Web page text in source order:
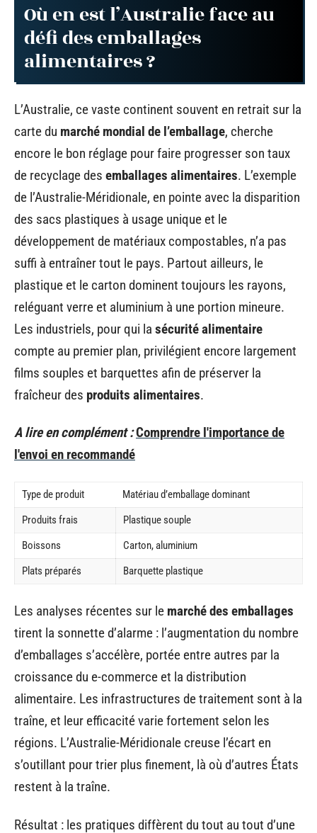
Où en est l’Australie face au
défi des emballages
alimentaires ?
L’Australie, ce vaste continent souvent en retrait sur la
carte du marché mondial de l’emballage, cherche
encore le bon réglage pour faire progresser son taux
de recyclage des emballages alimentaires. L’exemple
de l’Australie-Méridionale, en pointe avec la disparition
des sacs plastiques à usage unique et le
développement de matériaux compostables, n’a pas
suffi à entraîner tout le pays. Partout ailleurs, le
plastique et le carton dominent toujours les rayons,
reléguant verre et aluminium à une portion mineure.
Les industriels, pour qui la sécurité alimentaire
compte au premier plan, privilégient encore largement
films souples et barquettes afin de préserver la
fraîcheur des produits alimentaires.
A lire en complément :Comprendre l'importance de
l'envoi en recommandé
Type de produit
Matériau d’emballage dominant
Produits frais
Plastique souple
Boissons
Carton, aluminium
Plats préparés
Barquette plastique
Les analyses récentes sur le marché des emballages
tirent la sonnette d’alarme : l’augmentation du nombre
d’emballages s’accélère, portée entre autres par la
croissance du e-commerce et la distribution
alimentaire. Les infrastructures de traitement sont à la
traîne, et leur efficacité varie fortement selon les
régions. L’Australie-Méridionale creuse l’écart en
s’outillant pour trier plus finement, là où d’autres États
restent à la traîne.
Résultat : les pratiques diffèrent du tout au tout d’une